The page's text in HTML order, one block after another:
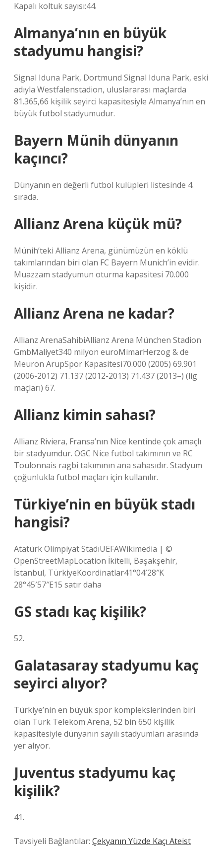
Kapalı koltuk sayısı:44.
Almanya’nın en büyük
stadyumu hangisi?
Signal Iduna Park, Dortmund Signal Iduna Park, eski
adıyla Westfalenstadion, uluslararası maçlarda
81.365,66 kişilik seyirci kapasitesiyle Almanya’nın en
büyük futbol stadyumudur.
Bayern Münih dünyanın
kaçıncı?
Dünyanın en değerli futbol kulüpleri listesinde 4.
sırada.
Allianz Arena küçük mü?
Münih’teki Allianz Arena, günümüzün en köklü
takımlarından biri olan FC Bayern Munich’in evidir.
Muazzam stadyumun oturma kapasitesi 70.000
kişidir.
Allianz Arena ne kadar?
Allianz ArenaSahibiAllianz Arena München Stadion
GmbMaliyet340 milyon euroMimarHerzog & de
Meuron ArupSpor Kapasitesi70.000 (2005) 69.901
(2006-2012) 71.137 (2012-2013) 71.437 (2013–) (lig
maçları) 67.
Allianz kimin sahası?
Allianz Riviera, Fransa’nın Nice kentinde çok amaçlı
bir stadyumdur. OGC Nice futbol takımının ve RC
Toulonnais ragbi takımının ana sahasıdır. Stadyum
çoğunlukla futbol maçları için kullanılır.
Türkiye’nin en büyük stadı
hangisi?
Atatürk Olimpiyat StadıUEFAWikimedia | ©
OpenStreetMapLocation İkitelli, Başakşehir,
İstanbul, TürkiyeKoordinatlar41°04′28″K
28°45′57″E15 satır daha
GS stadı kaç kişilik?
52.
Galatasaray stadyumu kaç
seyirci alıyor?
Türkiye’nin en büyük spor komplekslerinden biri
olan Türk Telekom Arena, 52 bin 650 kişilik
kapasitesiyle dünyanın sayılı stadyumları arasında
yer alıyor.
Juventus stadyumu kaç
kişilik?
41.
Tavsiyeli Bağlantılar: Çekyanın Yüzde Kaçı Ateist